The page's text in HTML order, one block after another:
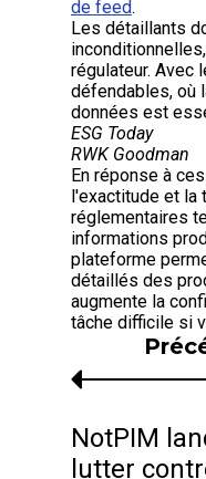
de feed.
Les détaillants
régulateur. Avec
défendables, où
données est
ESG Today
RWK Goodman
En réponse à
l'exactitude et
réglementaires
informations
plateforme
détaillés des
augmente la
tâche difficile si
NotPIM
lutter